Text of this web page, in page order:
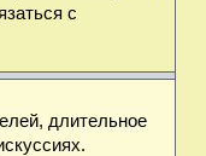
с
длительное